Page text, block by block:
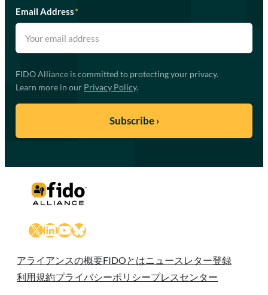
Email Address*
FIDO Alliance is committed to protecting your privacy.
Learn more in our Privacy Policy.
X LinkedIn
YouTube
Bluesky
アライアンスの概要FIDOとはニュースレター登録
利用規約プライバシーポリシープレスセンター